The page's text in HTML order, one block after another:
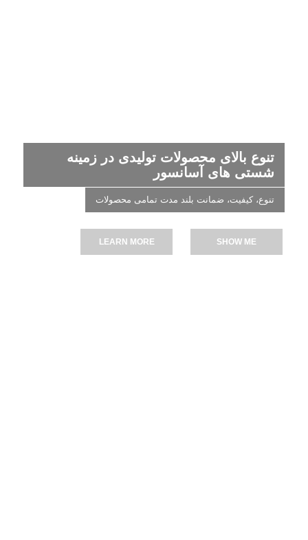
تنوع بالای محصولات تولیدی در زمینه
شستی های آسانسور
تنوع، کیفیت، ضمانت بلند مدت تمامی محصولات
SHOW ME
LEARN MORE